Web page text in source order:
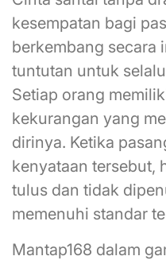
kesempatan bagi
berkembang secara
tuntutan untuk
Setiap orang
kekurangan yang
dirinya. Ketika
kenyataan tersebut,
tulus dan tidak
memenuhi standar
Mantap168 dalam